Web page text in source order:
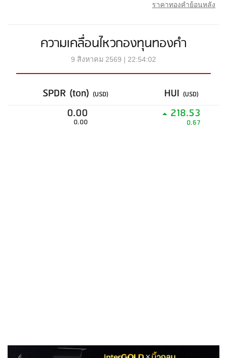
ราคาทองคำย้อนหลัง
ความเคลื่อนไหวกองทุนทองคำ
9 สิงหาคม 2569 | 22:54:02
SPDR (ton) (USD) HUI (USD)
0.00
0.00
218.53
0.67